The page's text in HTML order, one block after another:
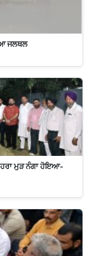
ਜਲਥਲ
ਮੁੜ ਨੰਗਾ ਹੋਇਆ-